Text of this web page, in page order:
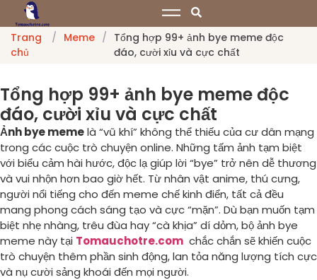
Trang
chủ
/ Meme / Tổng hợp 99+ ảnh bye meme độc
đáo, cười xỉu và cực chất
Tổng hợp 99+ ảnh bye meme độc
đáo, cười xỉu và cực chất
Ảnh bye memelà “vũ khí” không thể thiếu của cư dân mạng
trong các cuộc trò chuyện online. Những tấm ảnh tạm biệt
với biểu cảm hài hước, độc lạ giúp lời “bye” trở nên dễ thương
và vui nhộn hơn bao giờ hết. Từ nhân vật anime, thú cưng,
người nổi tiếng cho đến meme chế kinh điển, tất cả đều
mang phong cách sáng tạo và cực “mặn”. Dù bạn muốn tạm
biệt nhẹ nhàng, trêu đùa hay “cà khịa” dí dỏm, bộ ảnh bye
meme này tại Tomauchotre.com chắc chắn sẽ khiến cuộc
trò chuyện thêm phần sinh động, lan tỏa năng lượng tích cực
và nụ cười sảng khoái đến mọi người.